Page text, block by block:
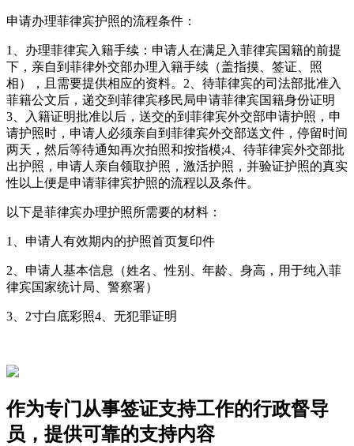
申请办理菲律宾护照的流程条件：
1、办理菲律宾入籍手续：申请人在满足入菲律宾国籍的前提
下，亲自到菲律外交部办理入籍手续（盖指摸、签证、照
相），且需要提供相应的资料。2、待菲律宾的司法部批准入
菲籍公文后，递交到菲律宾移民局申请菲律宾国籍身份证明
3、入籍证明批准以后，送交的到菲律宾外交部申请护照，申
请护照时，申请人必须亲自到菲律宾外交部送文件，停留时间
两天，然后等待通知再次拍照和按指模;4、待菲律宾外交部批
出护照，申请人亲自领取护照，激活护照，并验证护照的真实
性以上便是申请菲律宾护照的流程以及条件。
以下是菲律宾办理护照所需要的材料：
1、申请人有效期内的护照首页复印件
2、申请人基本信息（姓名、性别、年龄、身高，用于纯入菲
律宾国家统计局、警察署）
3、2寸白底彩照4、无犯罪证明
作为专门从事签证支持工作的行政督导
员，提供可靠的支持内容